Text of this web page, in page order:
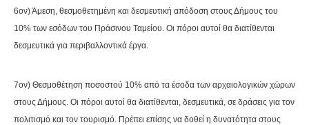
6ον) Άμεση, θεσμοθετημένη και δεσμευτική απόδοση στους Δήμους του
10% των εσόδων του Πράσινου Ταμείου. Οι πόροι αυτοί θα διατίθενται
δεσμευτικά για περιβαλλοντικά έργα.
7ον) Θεσμοθέτηση ποσοστού 10% από τα έσοδα των αρχαιολογικών χώρων
στους Δήμους. Οι πόροι αυτοί θα διατίθενται, δεσμευτικά, σε δράσεις για τον
πολιτισμό και τον τουρισμό. Πρέπει επίσης να δοθεί η δυνατότητα στους